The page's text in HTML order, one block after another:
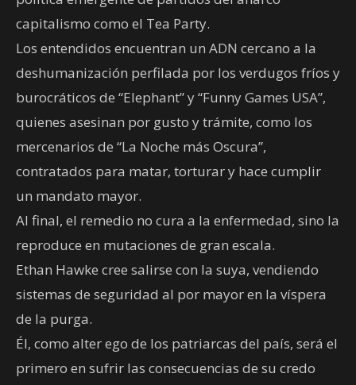
capitalismo como el Tea Party.
Los entendidos encuentran un ADN cercano a la
deshumanización perfilada por los verdugos fríos y
burocráticos de “Elephant” y “Funny Games USA”,
quienes asesinan por gusto y trámite, como los
mercenarios de “La Noche más Oscura”,
contratados para matar, torturar y hace cumplir
un mandato mayor.
Al final, el remedio no cura a la enfermedad, sino la
reproduce en mutaciones de gran escala.
Ethan Hawke cree salirse con la suya, vendiendo
sistemas de seguridad al por mayor en la víspera
de la purga.
Él, como alter ego de los patriarcas del país, será el
primero en sufrir las consecuencias de su credo